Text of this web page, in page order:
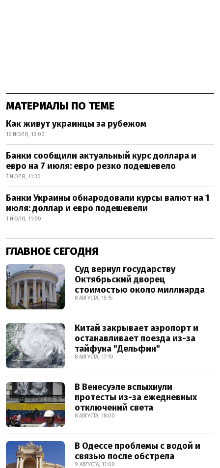
МАТЕРИАЛЫ ПО ТЕМЕ
Как живут украинцы за рубежом
16 ИЮЛЯ, 13:00
Банки сообщили актуальный курс доллара и
евро на 7 июля: евро резко подешевело
7 ИЮЛЯ, 11:30
Банки Украины обнародовали курсы валют на 1
июля: доллар и евро подешевели
1 ИЮЛЯ, 11:00
ГЛАВНОЕ СЕГОДНЯ
Суд вернул государству
Октябрьский дворец
стоимостью около миллиарда
8 АВГУСТА, 15:15
Китай закрывает аэропорт и
останавливает поезда из-за
тайфуна "Дельфин"
8 АВГУСТА, 17:10
В Венесуэле вспыхнули
протесты из-за ежедневных
отключений света
8 АВГУСТА, 18:00
В Одессе проблемы с водой и
связью после обстрела
9 АВГУСТА, 11:00